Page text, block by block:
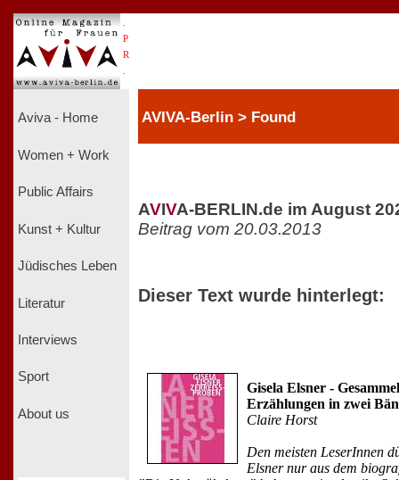
P
R
Aviva - Home
Women + Work
Public Affairs
Kunst + Kultur
Jüdisches Leben
Literatur
Interviews
Sport
About us
AVIVA-Berlin > Found
AVIVA-BERLIN.de im August
Beitrag vom 20.03.2013
Dieser Text wurde hinterlegt:
Gisela Elsner -
Erzählungen in zwei
Claire Horst
Den meisten LeserInnen
Elsner nur aus dem